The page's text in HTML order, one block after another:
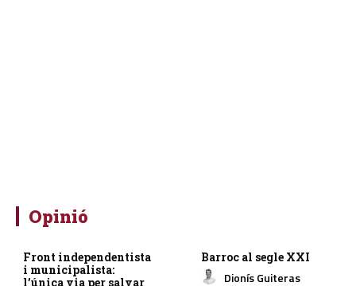
Opinió
Front independentista
i municipalista:
l’única via per salvar
Barroc al segle XXI
Dionís Guiteras